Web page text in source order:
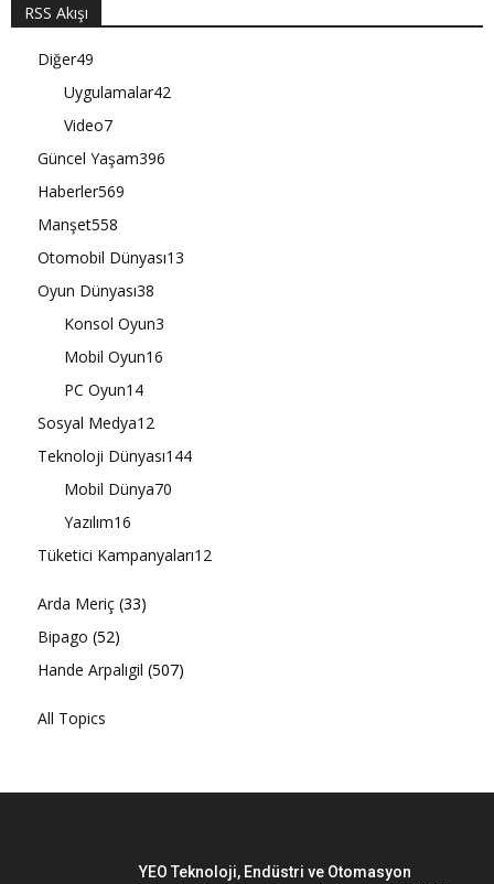
RSS Akışı
Diğer49
Uygulamalar42
Video7
Güncel Yaşam396
Haberler569
Manşet558
Otomobil Dünyası13
Oyun Dünyası38
Konsol Oyun3
Mobil Oyun16
PC Oyun14
Sosyal Medya12
Teknoloji Dünyası144
Mobil Dünya70
Yazılım16
Tüketici Kampanyaları12
Arda Meriç (33)
Bipago (52)
Hande Arpalıgil (507)
All Topics
YEO Teknoloji, Endüstri ve Otomasyon